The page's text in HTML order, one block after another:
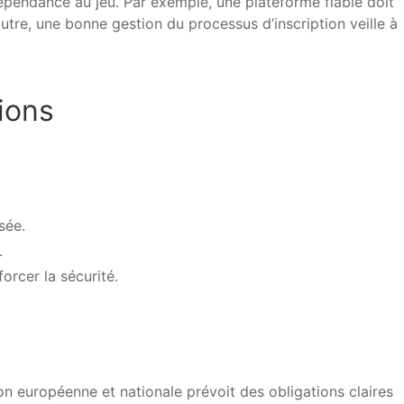
une bonne gestion du processus d’inscription veille à
la sécurité.
européenne et nationale prévoit des obligations claires